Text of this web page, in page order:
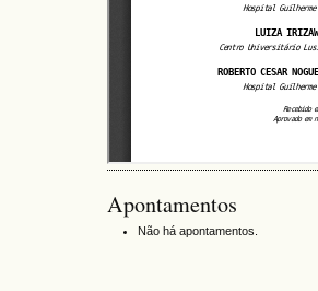
Apontamentos
Não há apontamentos.